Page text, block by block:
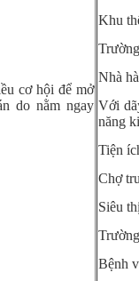
cơ hội để mở
do nằm ngay
Khu
Nhà
Với
năng
Tiện
Chợ
Siêu
Bệnh